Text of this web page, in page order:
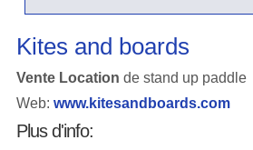
Kites and boards
Vente Location de stand up paddle
Web: www.kitesandboards.com
Plus d'info: